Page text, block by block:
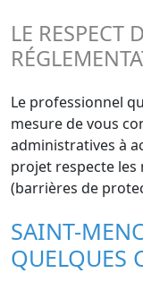
LE RESPECT
Le professionnel
mesure de vous
administratives à
projet respecte les
(barrières de
SAINT-
QUELQUES